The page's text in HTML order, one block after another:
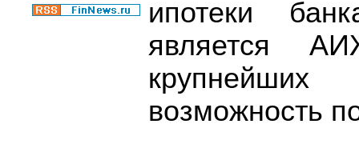
ипотеки
является
возможность